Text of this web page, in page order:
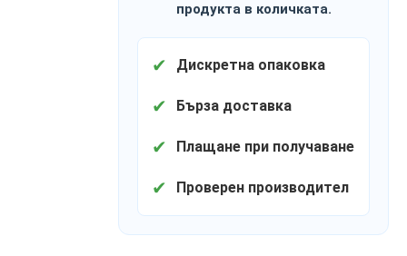
продукта в количката.
✔ Дискретна опаковка
✔ Бърза доставка
✔ Плащане при получаване
✔ Проверен производител